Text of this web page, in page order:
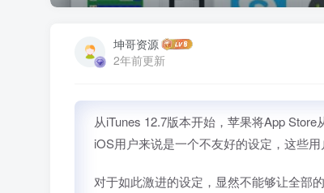
坤哥资源
2年前更新
从iTunes 12.7版本开始，苹果将App
iOS用户来说是一个不友好的设定，这些
对于如此激进的设定，显然不能够让全部